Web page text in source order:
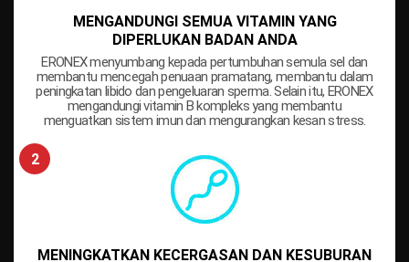
MENGANDUNGI SEMUA VITAMIN YANG
DIPERLUKAN BADAN ANDA
ERONEX menyumbang kepada pertumbuhan semula sel dan
membantu mencegah penuaan pramatang, membantu dalam
peningkatan libido dan pengeluaran sperma. Selain itu, ERONEX
mengandungi vitamin B kompleks yang membantu
menguatkan sistem imun dan mengurangkan kesan stress.
MENINGKATKAN KECERGASAN DAN KESUBURAN